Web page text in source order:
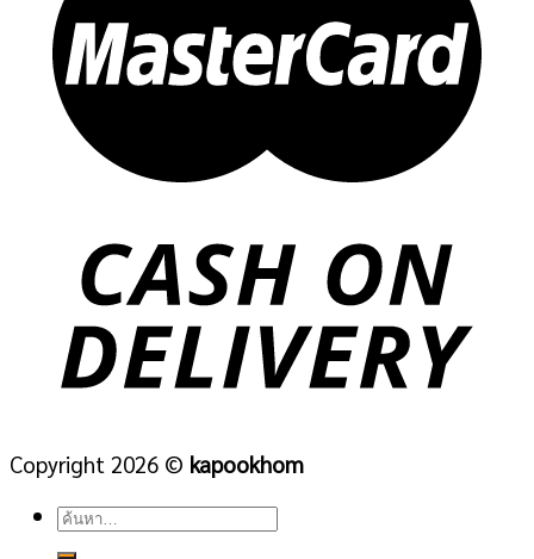
Copyright 2026 © kapookhom
ค้นหา: